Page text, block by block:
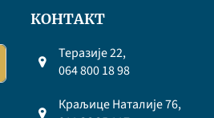
КОНТАКТ
Теразије 22,
064 800 18 98
Краљице Наталије 76,